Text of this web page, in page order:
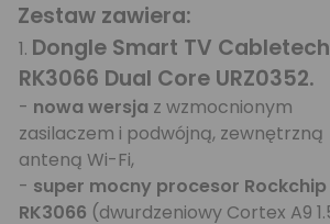
Zestaw zawiera:
1. Dongle Smart TV Cabletech
RK3066 Dual Core URZ0352.
- nowa wersja z wzmocnionym
zasilaczem i podwójną, zewnętrzną
anteną Wi-Fi,
- super mocny procesor Rockchip
RK3066 (dwurdzeniowy Cortex A9